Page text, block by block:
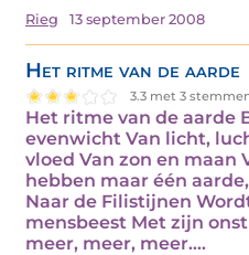
Rieg 13 september 2008
Het ritme van de aarde
3.3 met 3
Het ritme van de aarde
evenwicht Van licht,
vloed Van zon en maan
hebben maar één
Naar de Filistijnen
mensbeest Met zijn
meer, meer, meer.…